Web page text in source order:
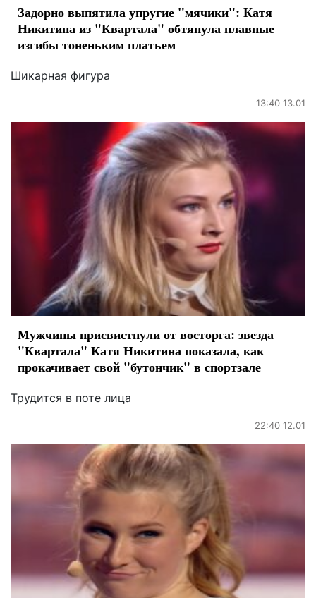
Задорно выпятила упругие "мячики": Катя
Никитина из "Квартала" обтянула плавные
изгибы тоненьким платьем
Шикарная фигура
13:40 13.01
Мужчины присвистнули от восторга: звезда
"Квартала" Катя Никитина показала, как
прокачивает свой "бутончик" в спортзале
Трудится в поте лица
22:40 12.01